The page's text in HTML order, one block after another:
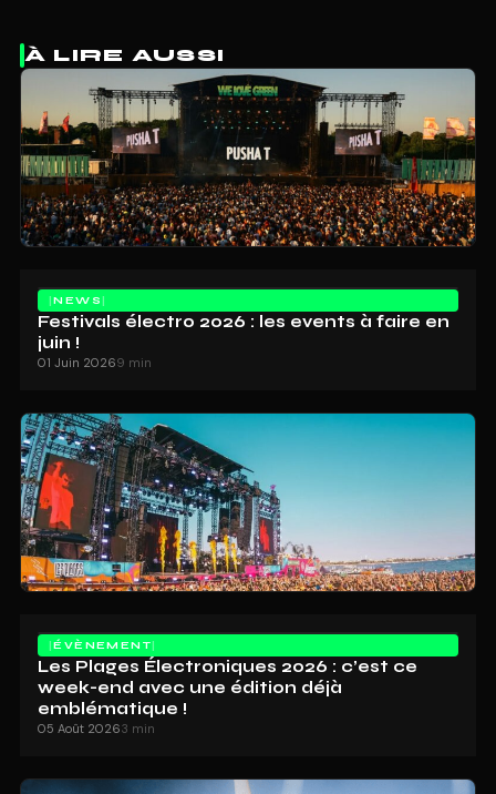
À LIRE AUSSI
NEWS
Festivals électro 2026 : les events à faire en
juin !
01 Juin 20269 min
ÉVÈNEMENT
Les Plages Électroniques 2026 : c’est ce
week-end avec une édition déjà
emblématique !
05 Août 20263 min